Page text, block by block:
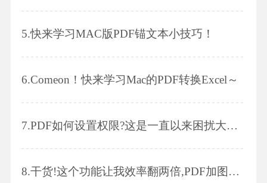
5.快来学习MAC版PDF锚文本小技巧！
6.Comeon！快来学习Mac的PDF转换Excel～
7.PDF如何设置权限?这是一直以来困扰大家的问题,看看小编是如何解决的吧!
8.​​​​​​​干货!这个功能让我效率翻两倍,PDF加图片的方法｡